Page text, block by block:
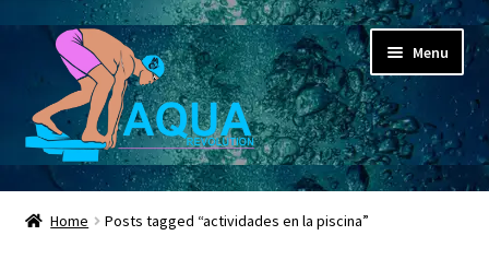
Skip
navigation
Skip
content
Menu
Aqua Revolution
Expand
Home Posts tagged “actividades en la piscina”